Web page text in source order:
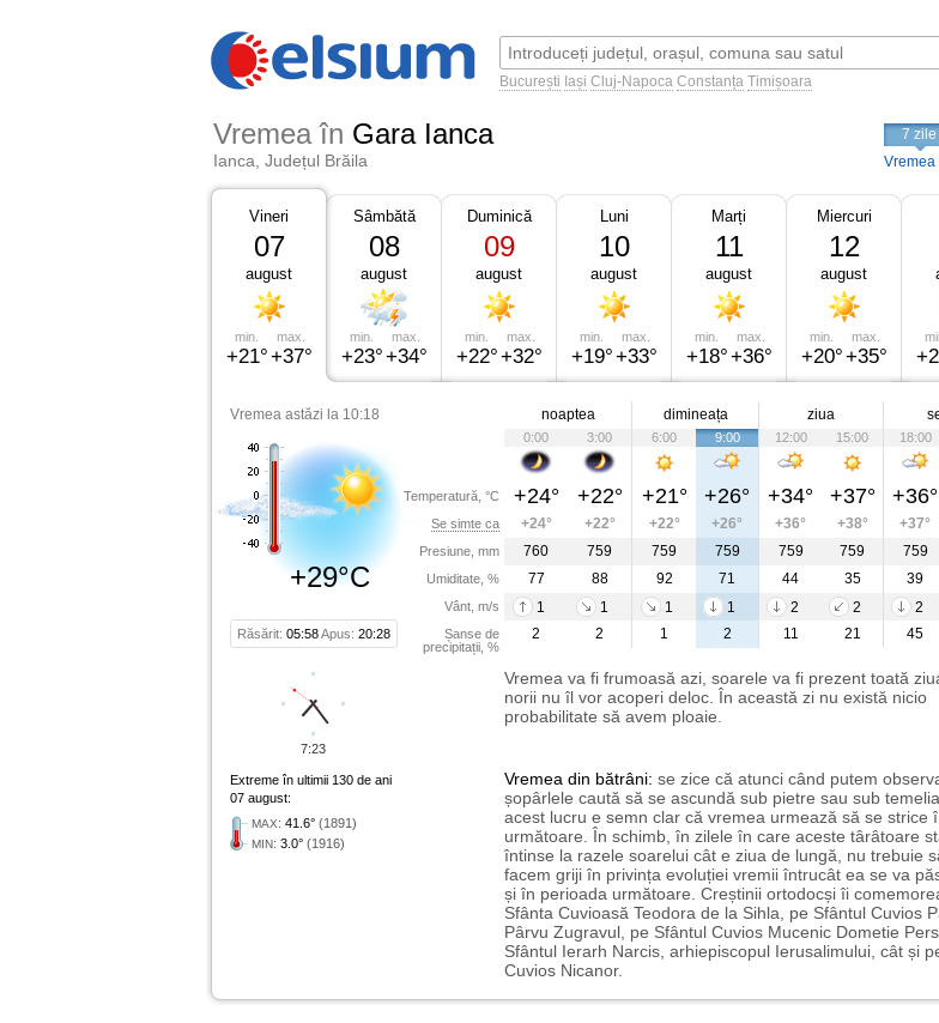
București Iași Cluj-Napoca Constanța Timișoara
Vremea în Gara Ianca
Ianca, Județul Brăila
7 zile
Vremea
Vineri
07
august
min.
+21°
max.
+37°
Sâmbătă
08
august
min.
+23°
max.
+34°
Duminică
09
august
min.
+22°
max.
+32°
Luni
10
august
min.
+19°
max.
+33°
Marți
11
august
min.
+18°
max.
+36°
Miercuri
12
august
min.
+20°
max.
+35°
Vremea astăzi la 10:18
+29°C
Răsărit: 05:58Apus: 20:28
Temperatură, °C
Se simte ca
Presiune, mm
Umiditate, %
Vânt, m/s
Șanse de
precipitații, %
noaptea dimineața ziua
0:00 3:00 6:00 9:00 12:00 15:00 18:00
+24° +22° +21° +26° +34° +37° +36°
+24° +22° +22° +26° +36° +38° +37°
760
759 759 759 759 759 759
77
88 92 71 44 35 39
1
1 1 1 2 2 2
2
2 1 2 11 21 45
Vremea va fi frumoasă azi, soarele va fi prezent toată
norii nu îl vor acoperi deloc. În această zi nu există nicio
probabilitate să avem ploaie.
Extreme în ultimii 130 de ani
07 august:
MAX: 41.6° (1891)
MIN: 3.0° (1916)
Vremea din bătrâni: se zice că atunci când putem
șopârlele caută să se ascundă sub pietre sau sub
acest lucru e semn clar că vremea urmează să se strice
următoare. În schimb, în zilele în care aceste târâtoare
întinse la razele soarelui cât e ziua de lungă, nu trebuie
facem griji în privința evoluției vremii întrucât ea se va
și în perioada următoare. Creștinii ortodocși îi
Sfânta Cuvioasă Teodora de la Sihla, pe Sfântul Cuvios
Pârvu Zugravul, pe Sfântul Cuvios Mucenic Dometie
Sfântul Ierarh Narcis, arhiepiscopul Ierusalimului, cât și
Cuvios Nicanor.
7:23